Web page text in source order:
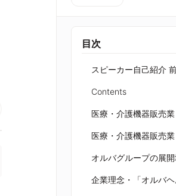
目次
スピーカー自己紹介
Contents
医療・介護機器販売
医療・介護機器販売
オルバグループの展
企業理念・「オルバ